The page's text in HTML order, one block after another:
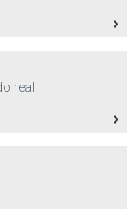
real